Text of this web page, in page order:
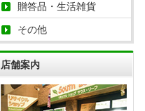
贈答品・生活雑貨
その他
店舗案内